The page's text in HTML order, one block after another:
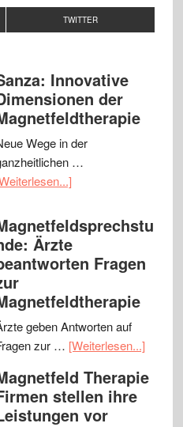
TWITTER
Innovative
der
Wege in der
…
Ärzte
Fragen
geben Antworten auf
zur … [Weiterlesen...]
Therapie
stellen ihre
vor